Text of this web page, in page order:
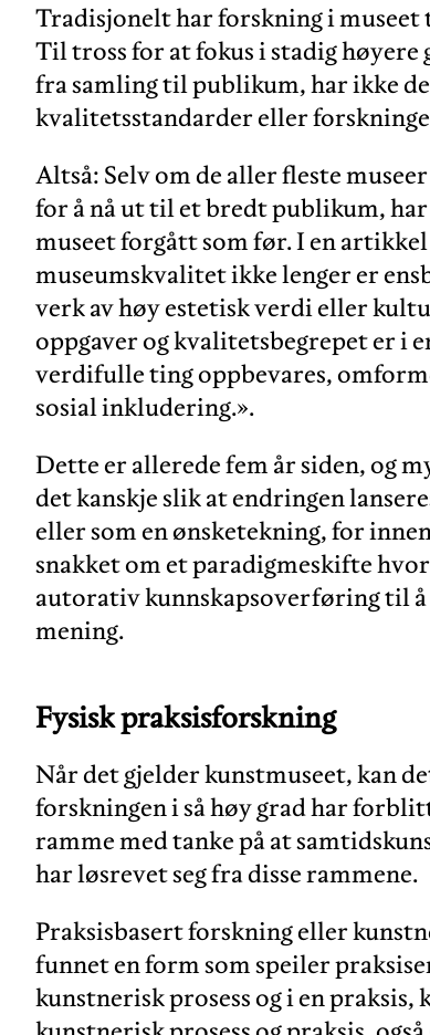
Tradisjonelt har forskning i
Til tross for at fokus i stadig høyere
fra samling til publikum, har ikke
kvalitetsstandarder eller
Altså: Selv om de aller fleste
for å nå ut til et bredt publikum, har
museet forgått som før. I en
museumskvalitet ikke lenger er
verk av høy estetisk verdi eller
oppgaver og kvalitetsbegrepet er i
verdifulle ting oppbevares,
sosial inkludering.».
Dette er allerede fem år siden, og
det kanskje slik at endringen
eller som en ønsketekning, for
snakket om et paradigmeskifte
autorativ kunnskapsoverføring til
mening.
Fysisk praksisforskning
Når det gjelder kunstmuseet, kan
forskningen i så høy grad har
ramme med tanke på at
har løsrevet seg fra disse rammene.
Praksisbasert forskning eller
funnet en form som speiler
kunstnerisk prosess og i en praksis,